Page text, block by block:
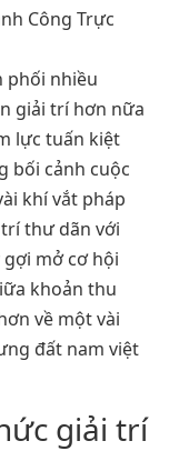
phối nhiều
giải trí hơn nữa
lực tuấn kiệt
bối cảnh cuộc
khí vắt pháp
thư dãn với
mở cơ hội
khoản thu
về một vài
đất nam việt
giải trí